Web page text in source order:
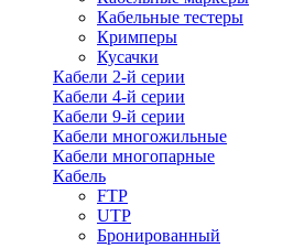
Кабельные тестеры
Кримперы
Кусачки
Кабели 2-й серии
Кабели 4-й серии
Кабели 9-й серии
Кабели многожильные
Кабели многопарные
Кабель
FTP
UTP
Бронированный